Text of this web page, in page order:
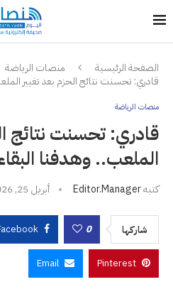
الصفحة الرئيسية
منصات الرياضة
قادري: تحسنت نتائج الحزم بعد تغيير
منصات الرياضة
قادري: تحسنت نتائج
الملعب.. وهدفنا
كتبهEditor.manager أبريل 25, 2026
شاركها 0
Pinterest
Email